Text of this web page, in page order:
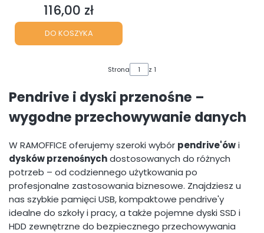
Cena
116,00 zł
DO KOSZYKA
Strona z 1
Pendrive i dyski przenośne –
wygodne przechowywanie danych
W RAMOFFICE oferujemy szeroki wybór pendrive'ówi
dysków przenośnychdostosowanych do różnych
potrzeb – od codziennego użytkowania po
profesjonalne zastosowania biznesowe. Znajdziesz u
nas szybkie pamięci USB, kompaktowe pendrive'y
idealne do szkoły i pracy, a także pojemne dyski SSD i
HDD zewnętrzne do bezpiecznego przechowywania